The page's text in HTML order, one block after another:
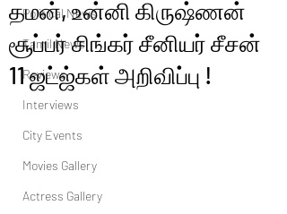
Political News
Tamil News
Reviews
Interviews
City Events
Movies Gallery
Actress Gallery
தமன், உன்னி கிருஷ்ணன்
சூப்பர் சிங்கர் சீனியர் சீசன்
11 ஜட்ஜ்கள் அறிவிப்பு !